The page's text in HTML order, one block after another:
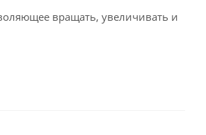
вращать, увеличивать и